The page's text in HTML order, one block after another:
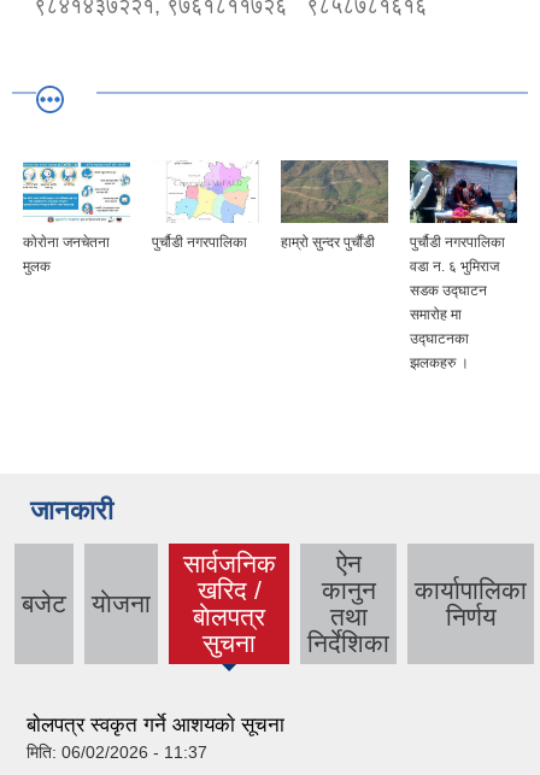
९८४१४३७२२१, ९७६१८११७२६ ९८५८७८१६१६
कोराेना जनचेतना
मुलक
पुर्चौडी नगरपालिका हाम्रो सुन्दर पुर्चौंडी
पुर्चौडी नगरपालिका
वडा न. ६ भुमिराज
सडक उद्घ‍ाटन
समारोह मा
उद्घ‍ाटनका
झलकहरु ।
जानकारी
बजेट याेजना
सार्वजनिक
खरिद /
बाेलपत्र
सुचना
(active
tab)
ऐन
कानुन
तथा
निर्देशिका
कार्यापालिका
निर्णय
बाेलपत्र स्वकृत गर्ने आशयकाे सूचना
मिति: 06/02/2026 - 11:37